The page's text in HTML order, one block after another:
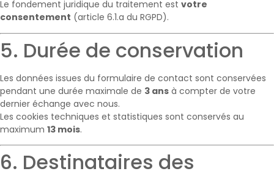
Le fondement juridique du traitement est votre
consentement (article 6.1.a du RGPD).
5. Durée de conservation
Les données issues du formulaire de contact sont conservées
pendant une durée maximale de 3 ans à compter de votre
dernier échange avec nous.
Les cookies techniques et statistiques sont conservés au
maximum 13 mois.
6. Destinataires des